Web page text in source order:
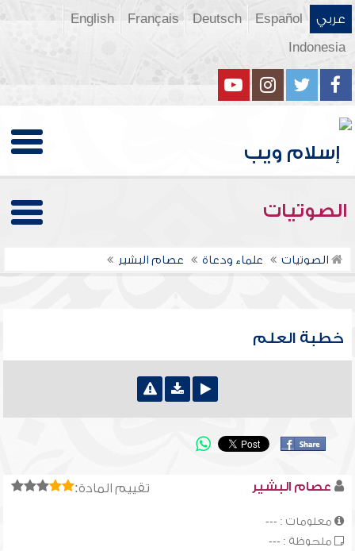
عربي Español
Deutsch
Français
English
Indonesia
الصوتيات
الصوتيات علماء ودعاة عصام البشير
خطبة العلم
تقييم المادة: عصام البشير
معلومات : ---
ملحوظة : ---